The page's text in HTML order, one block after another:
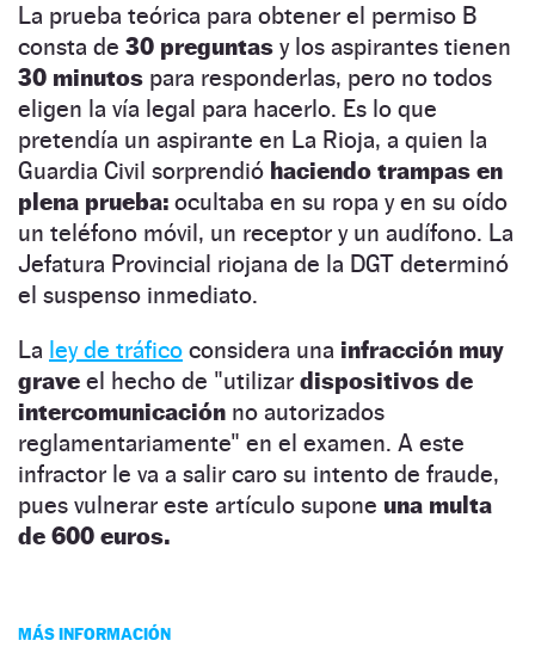
La prueba teórica para obtener el permiso B
consta de 30 preguntas y los aspirantes tienen
30 minutos para responderlas, pero no todos
eligen la vía legal para hacerlo. Es lo que
pretendía un aspirante en La Rioja, a quien la
Guardia Civil sorprendió haciendo trampas en
plena prueba: ocultaba en su ropa y en su oído
un teléfono móvil, un receptor y un audífono. La
Jefatura Provincial riojana de la DGT determinó
el suspenso inmediato.
La ley de tráfico considera una infracción muy
grave el hecho de "utilizar dispositivos de
intercomunicación no autorizados
reglamentariamente" en el examen. A este
infractor le va a salir caro su intento de fraude,
pues vulnerar este artículo supone una multa
de 600 euros.
MÁS INFORMACIÓN